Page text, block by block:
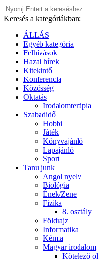
Keresés a kategóriákban:
ÁLLÁS
Egyéb kategória
Felhívások
Hazai hírek
Kitekintő
Konferencia
Közösség
Oktatás
Irodalomterápia
Szabadidő
Hobbi
Játék
Könyvajánló
Lapajánló
Sport
Tanuljunk
Angol nyelv
Biológia
Ének/Zene
Fizika
8. osztály
Földrajz
Informatika
Kémia
Magyar irodalom
Kötelező